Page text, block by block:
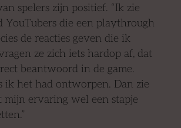
spelers zijn positief. “Ik zie
YouTubers die een playthrough
de reacties geven die ik
ze zich iets hardop af, dat
beantwoord in de game.
ik het had ontworpen. Dan zie
mijn ervaring wel een stapje